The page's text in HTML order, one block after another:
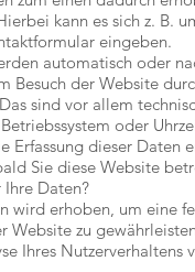
kann es sich z. B.
eingeben.
automatisch oder
Besuch der Website
sind vor allem
oder
Erfassung dieser Daten
Sie diese Website
Daten?
wird erhoben, um eine
Website zu
Ihres Nutzerverhaltens